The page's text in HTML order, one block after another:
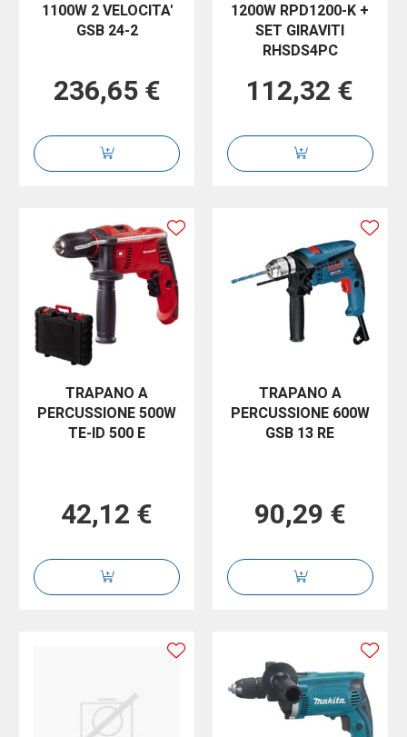
1100W 2 VELOCITA'
GSB 24-2
236,65 €
1200W RPD1200-K +
SET GIRAVITI
RHSDS4PC
112,32 €
TRAPANO A
PERCUSSIONE 500W
TE-ID 500 E
42,12 €
TRAPANO A
PERCUSSIONE 600W
GSB 13 RE
90,29 €